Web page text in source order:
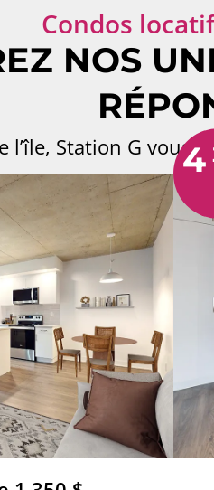
Condos
NOS
l’île, Station G vous